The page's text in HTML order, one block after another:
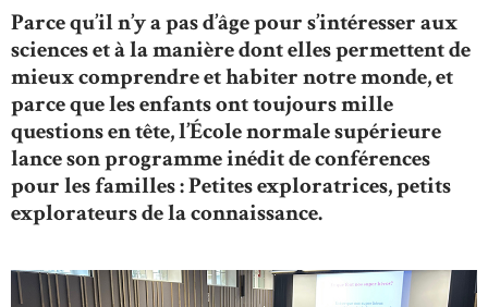
Parce qu’il n’y a pas d’âge pour s’intéresser aux
sciences et à la manière dont elles permettent de
mieux comprendre et habiter notre monde, et
parce que les enfants ont toujours mille
questions en tête, l’École normale supérieure
lance son programme inédit de conférences
pour les familles : Petites exploratrices, petits
explorateurs de la connaissance.